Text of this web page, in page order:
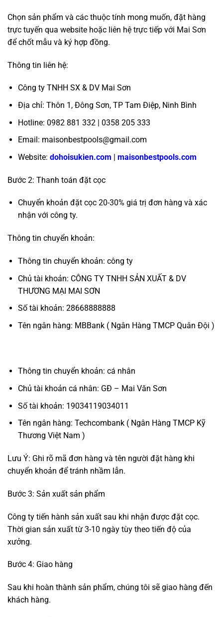
Chọn sản phẩm và các thuộc tính mong muốn, đặt hàng
trực tuyến qua website hoặc liên hệ trực tiếp với Mai Sơn
để chốt mẫu và ký hợp đồng.
Thông tin liên hệ:
Công ty TNHH SX & DV Mai Sơn
Địa chỉ: Thôn 1, Đông Sơn, TP Tam Điệp, Ninh Bình
Hotline: 0982 881 332 | 0358 205 333
Email: maisonbestpools@gmail.com
Website: dohoisukien.com | maisonbestpools.com
Bước 2: Thanh toán đặt cọc
Chuyển khoản đặt cọc 20-30% giá trị đơn hàng và xác
nhận với công ty.
Thông tin chuyển khoản:
Thông tin chuyển khoản: công ty
Chủ tài khoản: CÔNG TY TNHH SẢN XUẤT & DV
THƯƠNG MẠI MAI SƠN
Số tài khoản: 28668888888
Tên ngân hàng: MBBank ( Ngân Hàng TMCP Quân Đội )
Thông tin chuyển khoản: cá nhân
Chủ tài khoản cá nhân: GĐ – Mai Văn Sơn
Số tài khoản: 19034119034011
Tên ngân hàng: Techcombank ( Ngân Hàng TMCP Kỹ
Thương Việt Nam )
Lưu Ý: Ghi rõ mã đơn hàng và tên người đặt hàng khi
chuyển khoản để tránh nhầm lẫn.
Bước 3: Sản xuất sản phẩm
Công ty tiến hành sản xuất sau khi nhận được đặt cọc.
Thời gian sản xuất từ 3-10 ngày tùy theo tiến độ của
xưởng.
Bước 4: Giao hàng
Sau khi hoàn thành sản phẩm, chúng tôi sẽ giao hàng đến
khách hàng.